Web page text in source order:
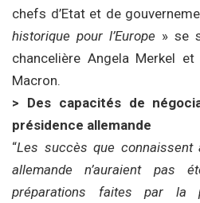
chefs d’Etat et de
historique pour l’Europe » se
chancelière Angela Merkel
Macron.
> Des capacités de
présidence allemande
“Les succès que connaissent
allemande n’auraient pas
préparations faites par la